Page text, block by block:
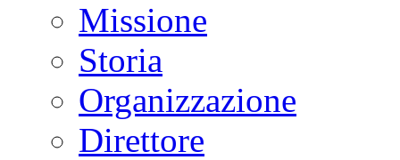
Missione
Storia
Organizzazione
Direttore